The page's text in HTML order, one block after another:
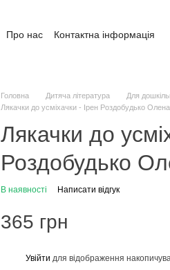
Про нас
Контактна інформація
Головна Дитяча література Для
Лякачки до усміхачки - Ірен Роздобудько
Лякачки до
Роздобудько
В наявності Написати відгук
365 грн
Увійти для відображення